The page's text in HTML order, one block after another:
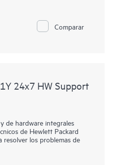
incluye diagnóstico y
incluir soporte básico y
de terceros.
Comparar
24x7 HW Support
de hardware integrales
de Hewlett Packard
los problemas de